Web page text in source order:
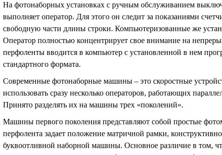
На фотонаборных установках с ручным обслуживанием
выполняет оператор. Для этого он следит за показаниями
свободную части длины строки. Компьютеризованные же
Оператор полностью концентрирует свое внимание на
перфоленты вводится в компьютер с установленной в нем
стандартного формата.
Современные фотонаборные машины – это скоростные
использовать сразу несколько операторов, работающих
Принято разделять их на машины трех «поколений».
Машины первого поколения представляют собой простые
перфолента задает положение матричной рамки,
буквоотливной наборной машины. Основное различие в том,